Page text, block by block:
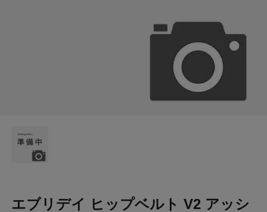
エブリデイ ヒップベルト V2 アッシ